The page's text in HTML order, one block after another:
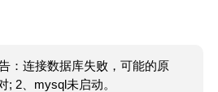
：连接数据库失败，可能的原
; 2、mysql未启动。